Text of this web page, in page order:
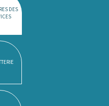
DES